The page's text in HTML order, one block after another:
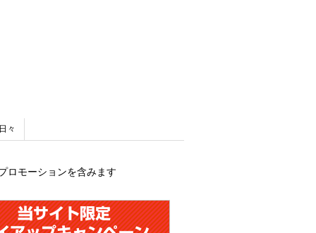
々
ロモーションを含みます